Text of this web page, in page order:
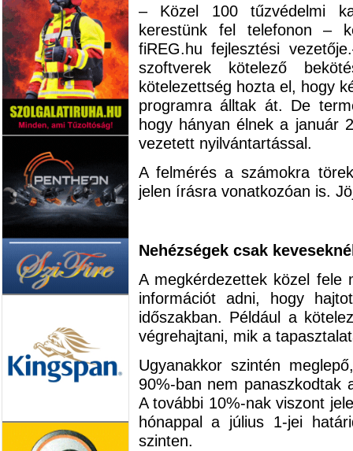
– Közel 100 tűzvédelmi
kerestünk fel telefonon –
fiREG.hu fejlesztési
szoftverek kötelező
kötelezettség hozta el, hogy
programra álltak át. De
hogy hányan élnek a január
vezetett nyilvántartással.
A felmérés a számokra
jelen írásra vonatkozóan is.
Nehézségek csak
A megkérdezettek közel fele
információt adni, hogy
időszakban. Például a
végrehajtani, mik a
Ugyanakkor szintén
90%-ban nem panaszkodtak
A további 10%-nak viszont
hónappal a július 1-jei
szinten.